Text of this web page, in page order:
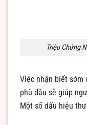
Triệu Chứng
Việc nhận biết sớm
phù đầu sẽ giúp
Một số dấu hiệu